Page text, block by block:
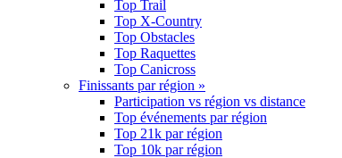
Top Trail
Top X-Country
Top Obstacles
Top Raquettes
Top Canicross
Finissants par région »
Participation vs région vs distance
Top événements par région
Top 21k par région
Top 10k par région